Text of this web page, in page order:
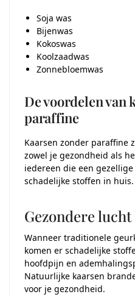
Soja was
Bijenwas
Kokoswas
Koolzaadwas
Zonnebloemwas
De voordelen van
paraffine
Kaarsen zonder paraffine
zowel je gezondheid als
iedereen die een
schadelijke stoffen in huis.
Gezondere
Wanneer traditionele
komen er schadelijke
hoofdpijn en
Natuurlijke kaarsen
voor je gezondheid.